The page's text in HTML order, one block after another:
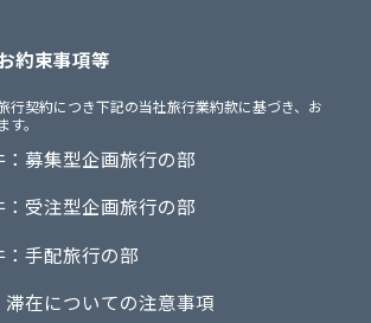
約束事項等
行契約につき下記の当社旅行業約款に基づき、お
。
：募集型企画旅行の部
：受注型企画旅行の部
：手配旅行の部
在についての注意事項